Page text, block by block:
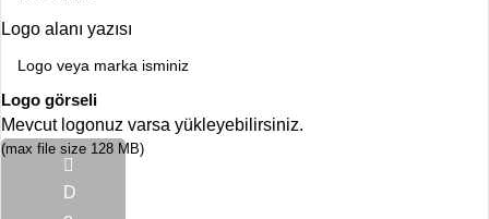
Logo alanı yazısı
Logo görseli
Mevcut logonuz varsa yükleyebilirsiniz.
D
(max file size 128 MB)